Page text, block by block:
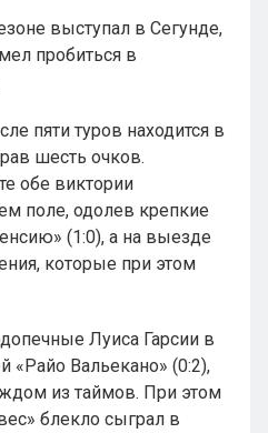
выступал в Сегунде,
пробиться в
пяти туров находится в
шесть очков.
обе виктории
поле, одолев крепкие
(1:0), а на выезде
которые при этом
Луиса Гарсии в
«Райо Вальекано» (0:2),
из таймов. При этом
блекло сыграл в